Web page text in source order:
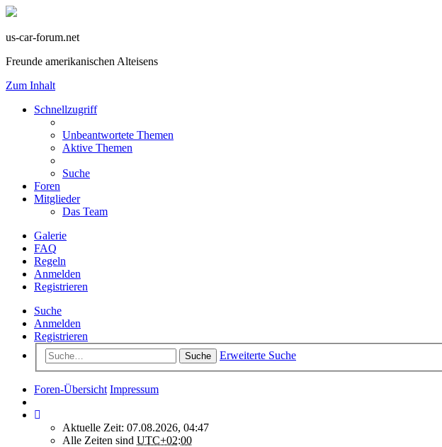
us-car-forum.net
Freunde amerikanischen Alteisens
Zum Inhalt
Schnellzugriff
Unbeantwortete Themen
Aktive Themen
Suche
Foren
Mitglieder
Das Team
Galerie
FAQ
Regeln
Anmelden
Registrieren
Suche
Anmelden
Registrieren
Suche Erweiterte Suche
Foren-Übersicht Impressum
Aktuelle Zeit: 07.08.2026, 04:47
Alle Zeiten sind UTC+02:00